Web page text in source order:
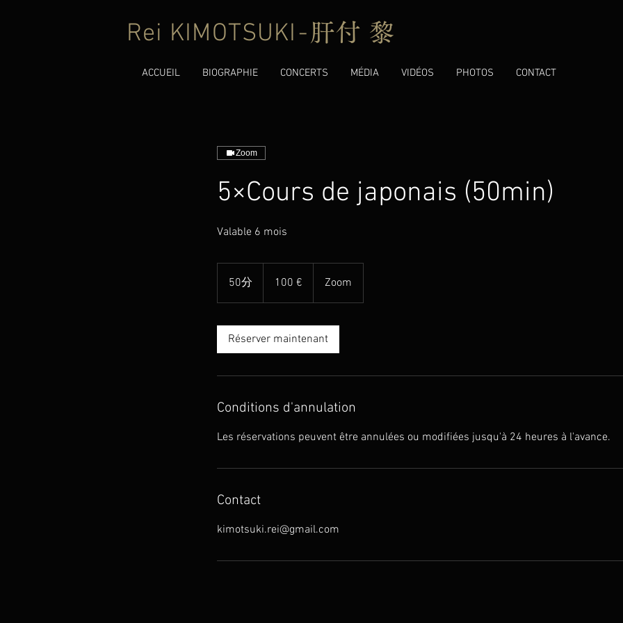
Rei KIMOTSUKI- 肝付 黎
ACCUEIL BIOGRAPHIE CONCERTS MÉDIA VIDÉOS PHOTOS CONTACT
Zoom
5×Cours de japonais (50min)
Valable 6 mois
50分
0
100 € Zoom
Réserver maintenant
Conditions d'annulation
Les réservations peuvent être annulées ou modifiées jusqu'à 24 heures à l'avance.
Contact
kimotsuki.rei@gmail.com